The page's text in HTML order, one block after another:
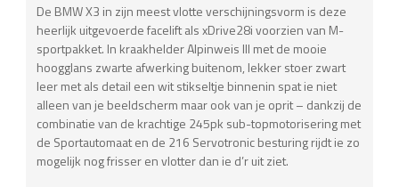
De BMW X3 in zijn meest vlotte verschijningsvorm is deze
heerlijk uitgevoerde facelift als xDrive28i voorzien van M-
sportpakket. In kraakhelder Alpinweis III met de mooie
hoogglans zwarte afwerking buitenom, lekker stoer zwart
leer met als detail een wit stikseltje binnenin spat ie niet
alleen van je beeldscherm maar ook van je oprit – dankzij de
combinatie van de krachtige 245pk sub-topmotorisering met
de Sportautomaat en de 216 Servotronic besturing rijdt ie zo
mogelijk nog frisser en vlotter dan ie d’r uit ziet.